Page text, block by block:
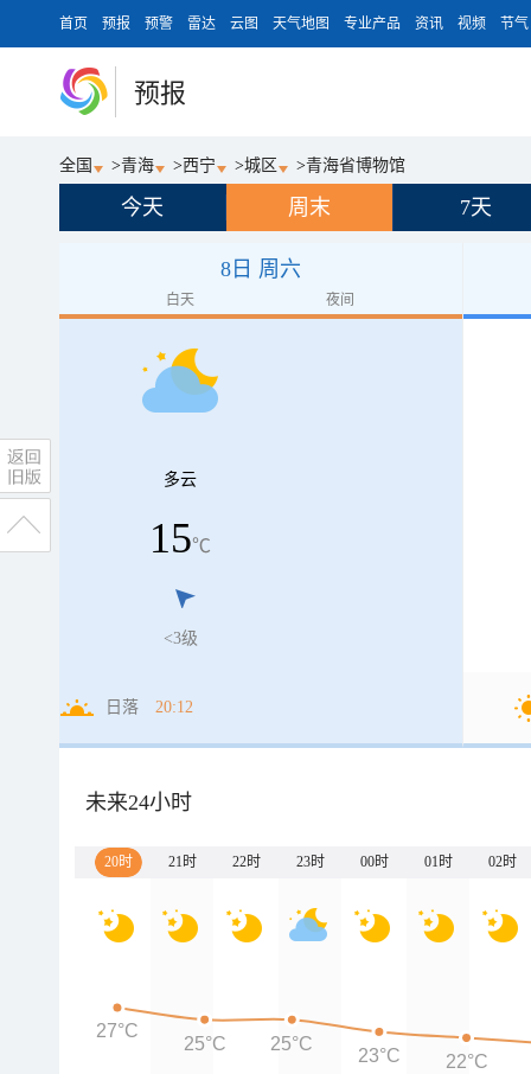
首页 预报 预警 雷达 云图 天气地图 专业产品 资讯 视频 节气
预报
全国 >青海 >西宁 >城区 >青海省博物馆
今天 周末 7天
8日 周六
白天 夜间
多云
15℃
<3级
日落 20:12
未来24小时
20时 21时 22时 23时 00时 01时 02时
27°C
25°C 25°C
23°C 22°C